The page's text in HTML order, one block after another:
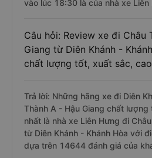
vào lúc 18:30 là của nhà xe Liên
Câu hỏi: Review xe đi Châu
Giang từ Diên Khánh -
chất lượng tốt, xuất sắc,
Trả lời: Những hãng xe đi Diên
Thành A - Hậu Giang chất
nhất là nhà xe Liên Hưng đi
từ Diên Khánh - Khánh Hòa với
dựa trên 14644 đánh giá của